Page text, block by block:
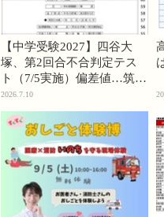
【中学受験2027】四谷大
塚、第2回合不合判定テス
ト（7/5実施）偏差値…筑駒
74・桜蔭70＜PR＞
2026.7.10